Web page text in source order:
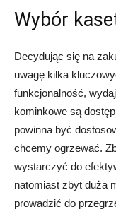
Wybór
Decydując się na
uwagę kilka
funkcjonalność,
kominkowe są
powinna być
chcemy ogrzewać.
wystarczyć do
natomiast zbyt duża
prowadzić do